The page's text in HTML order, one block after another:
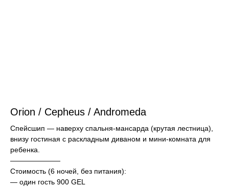
Orion / Cepheus / Andromeda
Спейсшип — наверху спальня-мансарда (крутая лестница),
внизу гостиная с раскладным диваном и мини-комната для
ребенка.
———————
Стоимость (6 ночей, без питания):
— один гость 900 GEL